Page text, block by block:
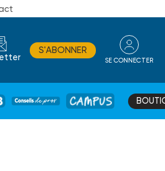
S'ABONNER
SE CONNECTER
DE
CAMPUS